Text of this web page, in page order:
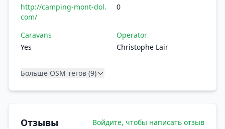
http://camping-mont-dol.
com/
0
Caravans
Yes
Operator
Christophe Lair
Больше OSM тегов (9)
Отзывы Войдите, чтобы написать отзыв